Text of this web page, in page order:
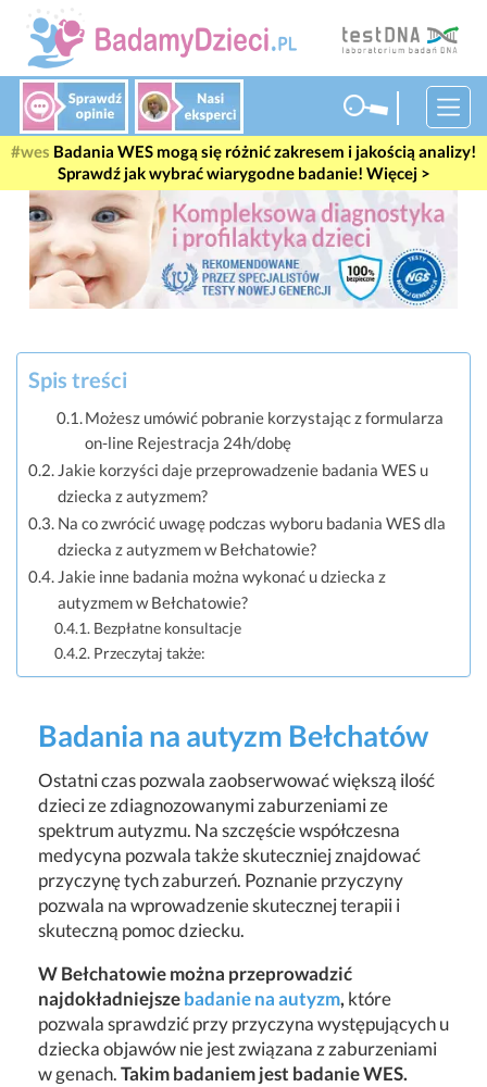
Badania WES mogą się różnić zakresem i jakością analizy!
Sprawdź jak wybrać wiarygodne badanie! Więcej >
Badania na autyzm Bełchatów
Ostatni czas pozwala zaobserwować większą ilość
dzieci ze zdiagnozowanymi zaburzeniami ze
spektrum autyzmu. Na szczęście współczesna
medycyna pozwala także skuteczniej znajdować
przyczynę tych zaburzeń. Poznanie przyczyny
pozwala na wprowadzenie skutecznej terapii i
skuteczną pomoc dziecku.
W Bełchatowie można przeprowadzić
najdokładniejszebadanie na autyzm, które
pozwala sprawdzić przy przyczyna występujących u
dziecka objawów nie jest związana z zaburzeniami
w genach.Takim badaniem jest badanie WES.
Spis treści
Możesz umówić pobranie korzystając z formularza
on-line Rejestracja 24h/dobę
Jakie korzyści daje przeprowadzenie badania WES u
dziecka z autyzmem?
Na co zwrócić uwagę podczas wyboru badania WES dla
dziecka z autyzmem w Bełchatowie?
Jakie inne badania można wykonać u dziecka z
autyzmem w Bełchatowie?
Bezpłatne konsultacje
Przeczytaj także: